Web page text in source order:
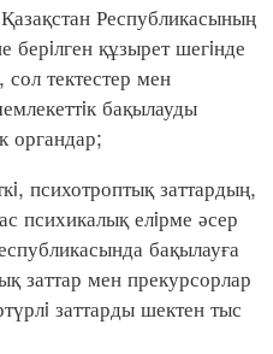
Республикасының
берiлген құзырет шегiнде
сол тектестер мен
бақылауды
органдар;
психотроптық заттардың,
психикалық елiрме әсер
бақылауға
заттар мен прекурсорлар
заттарды шектен тыс